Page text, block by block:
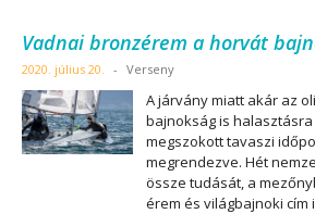
Vadnai bronzérem a horvát
2020. július 20. - Verseny
A járvány miatt akár az
bajnokság is halasztásra
megszokott tavaszi
megrendezve. Hét
össze tudását, a
érem és világbajnoki cím